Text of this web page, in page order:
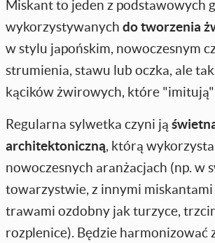
Miskant to jeden z podstawowych
wykorzystywanych do tworzenia
w stylu japońskim, nowoczesnym
strumienia, stawu lub oczka, ale
kącików żwirowych, które
Regularna sylwetka czyni ją
architektoniczną, którą
nowoczesnych aranżacjach (np. w
towarzystwie, z innymi
trawami ozdobny jak turzyce,
rozplenice). Będzie harmonizować